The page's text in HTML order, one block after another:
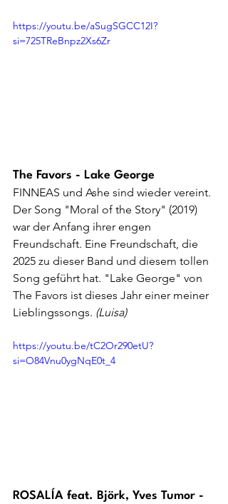
https://youtu.be/aSugSGCC12I?
si=725TReBnpz2Xs6Zr
The Favors - Lake George
FINNEAS und Ashe sind wieder vereint.
Der Song "Moral of the Story" (2019)
war der Anfang ihrer engen
Freundschaft. Eine Freundschaft, die
2025 zu dieser Band und diesem tollen
Song geführt hat. "Lake George" von
The Favors ist dieses Jahr einer meiner
Lieblingssongs. (Luisa)
https://youtu.be/tC2Or290etU?
si=O84Vnu0ygNqE0t_4
ROSALÍA feat. Björk, Yves Tumor -